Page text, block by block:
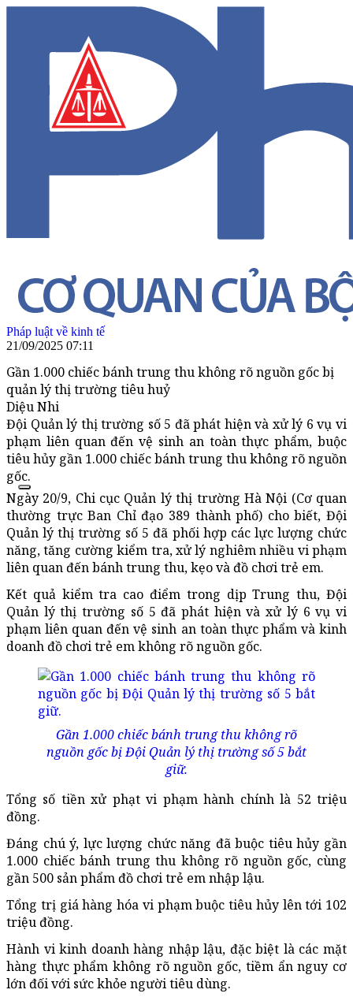
Pháp luật về kinh tế
21/09/2025 07:11
Gần 1.000 chiếc bánh trung thu không rõ nguồn gốc bị
quản lý thị trường tiêu huỷ
Diệu Nhi
Đội Quản lý thị trường số 5 đã phát hiện và xử lý 6 vụ vi
phạm liên quan đến vệ sinh an toàn thực phẩm, buộc
tiêu hủy gần 1.000 chiếc bánh trung thu không rõ nguồn
gốc.
Ngày 20/9, Chi cục Quản lý thị trường Hà Nội (Cơ quan
thường trực Ban Chỉ đạo 389 thành phố) cho biết, Đội
Quản lý thị trường số 5 đã phối hợp các lực lượng chức
năng, tăng cường kiểm tra, xử lý nghiêm nhiều vi phạm
liên quan đến bánh trung thu, kẹo và đồ chơi trẻ em.
Kết quả kiểm tra cao điểm trong dịp Trung thu, Đội
Quản lý thị trường số 5 đã phát hiện và xử lý 6 vụ vi
phạm liên quan đến vệ sinh an toàn thực phẩm và kinh
doanh đồ chơi trẻ em không rõ nguồn gốc.
Gần 1.000 chiếc bánh trung thu không rõ
nguồn gốc bị Đội Quản lý thị trường số 5 bắt
giữ.
Tổng số tiền xử phạt vi phạm hành chính là 52 triệu
đồng.
Đáng chú ý, lực lượng chức năng đã buộc tiêu hủy gần
1.000 chiếc bánh trung thu không rõ nguồn gốc, cùng
gần 500 sản phẩm đồ chơi trẻ em nhập lậu.
Tổng trị giá hàng hóa vi phạm buộc tiêu hủy lên tới 102
triệu đồng.
Hành vi kinh doanh hàng nhập lậu, đặc biệt là các mặt
hàng thực phẩm không rõ nguồn gốc, tiềm ẩn nguy cơ
lớn đối với sức khỏe người tiêu dùng.